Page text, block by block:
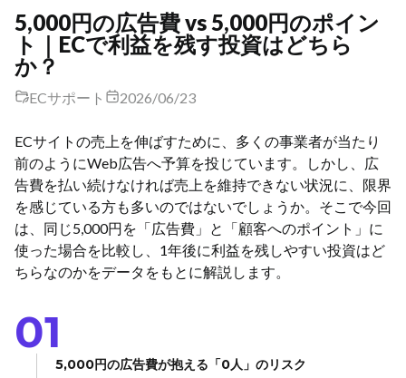
5,000円の広告費 vs 5,000円のポイン
ト｜ECで利益を残す投資はどちら
か？
ECサポート 2026/06/23
ECサイトの売上を伸ばすために、多くの事業者が当たり
前のようにWeb広告へ予算を投じています。しかし、広
告費を払い続けなければ売上を維持できない状況に、限界
を感じている方も多いのではないでしょうか。そこで今回
は、同じ5,000円を「広告費」と「顧客へのポイント」に
使った場合を比較し、1年後に利益を残しやすい投資はど
ちらなのかをデータをもとに解説します。
01
5,000円の広告費が抱える「0人」のリスク